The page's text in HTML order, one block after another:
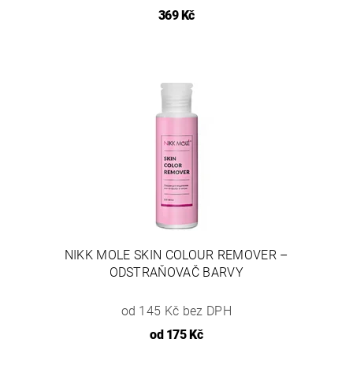
369 Kč
NIKK MOLE SKIN COLOUR REMOVER –
ODSTRAŇOVAČ BARVY
od 145 Kč bez DPH
od175 Kč